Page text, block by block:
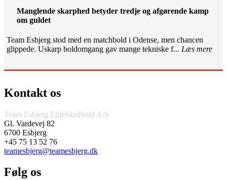
Manglende skarphed betyder tredje og afgørende kamp
om guldet
Team Esbjerg stod med en matchbold i Odense, men chancen
glippede. Uskarp boldomgang gav mange tekniske f... Læs mere
Kontakt os
Team Esbjerg Elitehåndbold A/S
Gl. Vardevej 82
6700 Esbjerg
+45 75 13 52 76
teamesbjerg@teamesbjerg.dk
Følg os